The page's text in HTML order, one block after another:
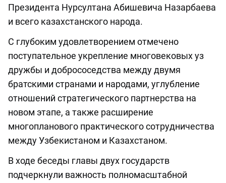
Президента Нурсултана Абишевича Назарбаева
и всего казахстанского народа.
С глубоким удовлетворением отмечено
поступательное укрепление многовековых уз
дружбы и добрососедства между двумя
братскими странами и народами, углубление
отношений стратегического партнерства на
новом этапе, а также расширение
многопланового практического сотрудничества
между Узбекистаном и Казахстаном.
В ходе беседы главы двух государств
подчеркнули важность полномасштабной